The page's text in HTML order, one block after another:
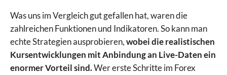
Was uns im Vergleich gut gefallen hat, waren die
zahlreichen Funktionen und Indikatoren. So kann man
echte Strategien ausprobieren,wobei die realistischen
Kursentwicklungen mit Anbindung an Live-Daten ein
enormer Vorteil sind.Wer erste Schritte im Forex